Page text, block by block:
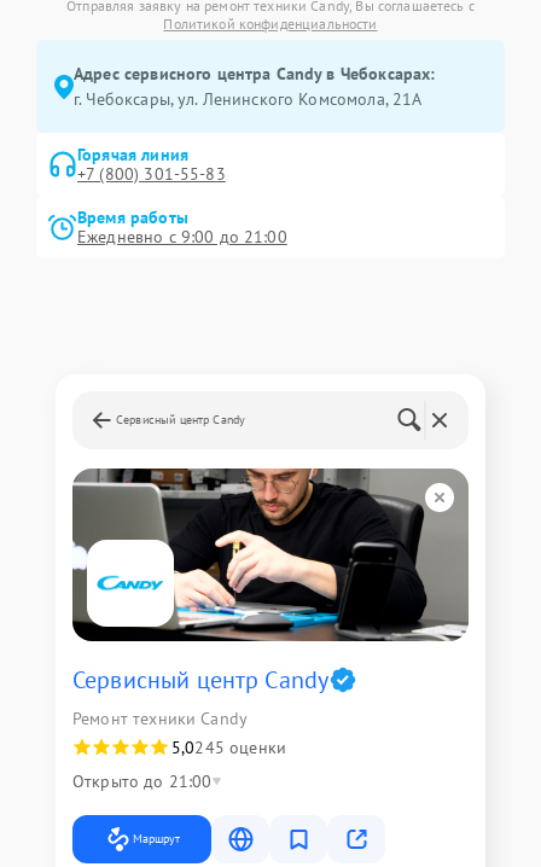
Отправляя заявку на ремонт техники Candy, Вы соглашаетесь с
Политикой конфиденциальности
Адрес сервисного центра Candy в Чебоксарах:
г. Чебоксары, ул. Ленинского Комсомола, 21А
Горячая линия
+7 (800) 301-55-83
Время работы
Ежедневно с 9:00 до 21:00
Сервисный центр Candy
Сервисный центр Candy
Ремонт техники Candy
5,0245 оценки
Открыто до 21:00
Маршрут